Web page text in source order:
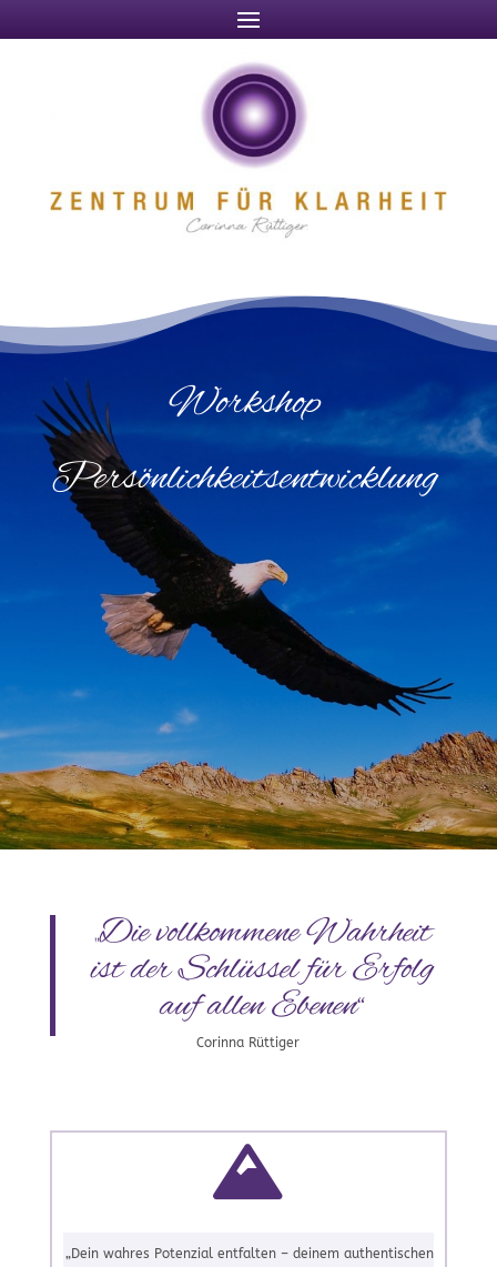
Workshop
Persönlichkeitsentwicklung
„Die vollkommene Wahrheit
ist der Schlüssel für Erfolg
auf allen Ebenen“
Corinna Rüttiger

„Dein wahres Potenzial entfalten – deinem authentischen